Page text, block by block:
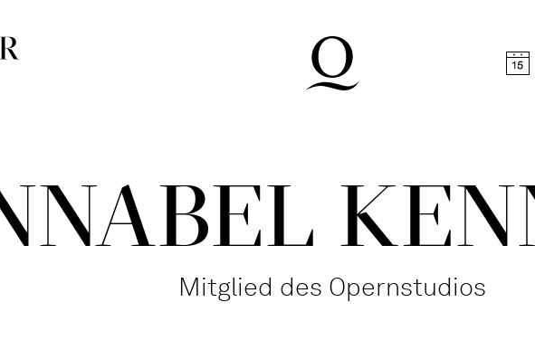
Mitglied des Opernstudios